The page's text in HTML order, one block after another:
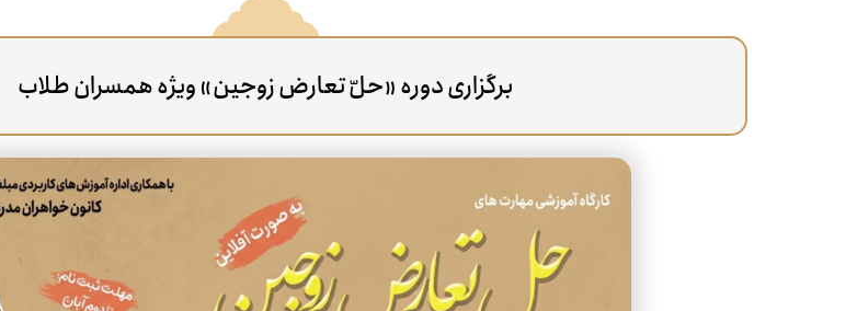
برگزاری دوره «حلّ تعارض زوجین» ویژه همسران طلاب